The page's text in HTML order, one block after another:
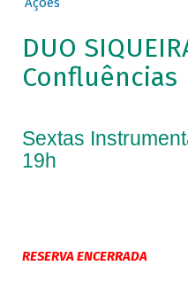
DUO
Confluências
Sextas
19h
RESERVA ENCERRADA